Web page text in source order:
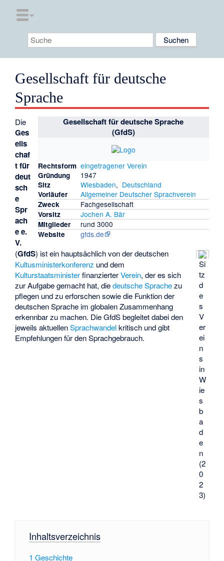
Gesellschaft für deutsche
Sprache
Gesellschaft für deutsche Sprache
(GfdS)
Rechtsform eingetragener Verein
Gründung 1947
Sitz Wiesbaden, Deutschland
Vorläufer Allgemeiner Deutscher Sprachverein
Zweck Fachgesellschaft
Vorsitz Jochen A. Bär
Mitglieder rund 3000
Website gfds.de
Si
tz
d
e
s
V
er
ei
n
s
in
W
ie
s
b
a
d
e
n
(2
0
2
3)
Die
Ges
ells
chaf
t für
deut
sch
e
Spr
ach
e e.
V.
(GfdS) ist ein hauptsächlich von der deutschen
Kultusministerkonferenz und dem
KulturstaatsministerfinanzierterVerein, der es sich
zur Aufgabe gemacht hat, diedeutsche Sprachezu
pflegen und zu erforschen sowie die Funktion der
deutschen Sprache im globalen Zusammenhang
erkennbar zu machen. Die GfdS begleitet dabei den
jeweils aktuellenSprachwandelkritisch und gibt
Empfehlungen für den Sprachgebrauch.
Inhaltsverzeichnis
1 Geschichte